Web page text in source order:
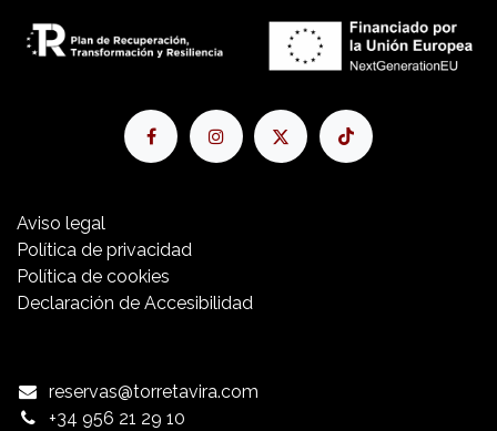
Aviso​ legal
Política de privacidad
Política de cookies
Declaración de Accesibilidad
reservas@torretavira.com
+34 956 21 29 10